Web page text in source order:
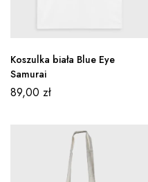
Koszulka biała Blue Eye
Samurai
89,00 zł